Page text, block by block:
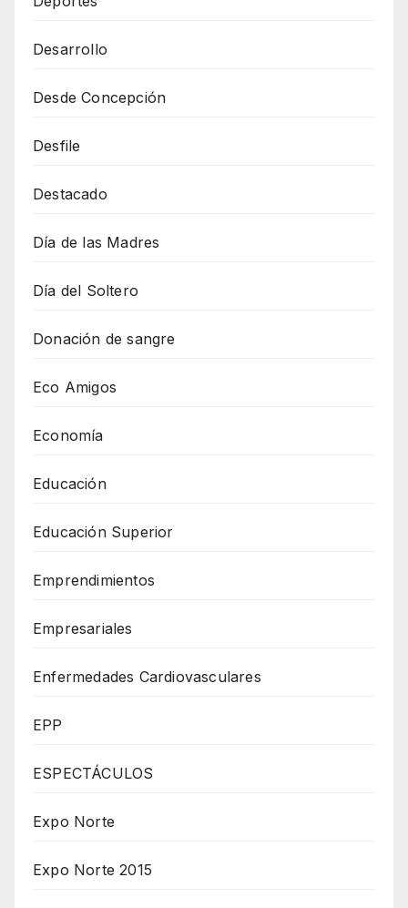
Desarrollo
Desde Concepción
Desfile
Destacado
Día de las Madres
Día del Soltero
Donación de sangre
Eco Amigos
Economía
Educación
Educación Superior
Emprendimientos
Empresariales
Enfermedades Cardiovasculares
EPP
ESPECTÁCULOS
Expo Norte
Expo Norte 2015